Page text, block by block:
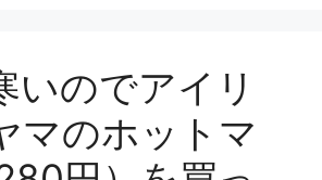
いのでアイリ
マのホットマ